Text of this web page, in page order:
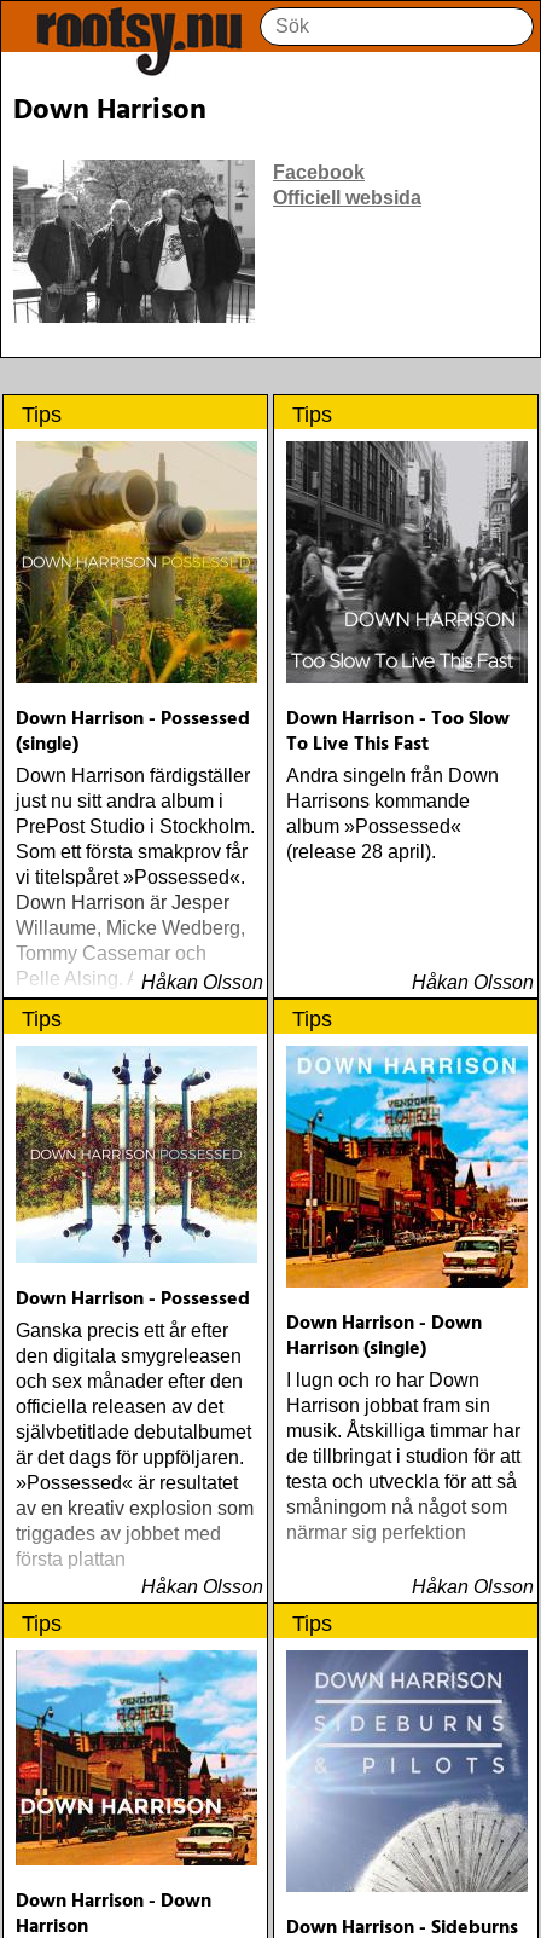
Down Harrison
Facebook
Officiell websida
Tips
Down Harrison - Possessed
(single)
Down Harrison färdigställer
just nu sitt andra album i
PrePost Studio i Stockholm.
Som ett första smakprov får
vi titelspåret »Possessed«.
Down Harrison är Jesper
Willaume, Micke Wedberg,
Tommy Cassemar och
Pelle Alsing. Albumet
»Possessed« släpps 28
april.
Håkan Olsson
Tips
Down Harrison - Too Slow
To Live This Fast
Andra singeln från Down
Harrisons kommande
album »Possessed«
(release 28 april).
Håkan Olsson
Tips
Down Harrison - Possessed
Ganska precis ett år efter
den digitala smygreleasen
och sex månader efter den
officiella releasen av det
självbetitlade debutalbumet
är det dags för uppföljaren.
»Possessed« är resultatet
av en kreativ explosion som
triggades av jobbet med
första plattan
Håkan Olsson
Tips
Down Harrison - Down
Harrison (single)
I lugn och ro har Down
Harrison jobbat fram sin
musik. Åtskilliga timmar har
de tillbringat i studion för att
testa och utveckla för att så
småningom nå något som
närmar sig perfektion
Håkan Olsson
Tips
Down Harrison - Down
Harrison
Tips
Down Harrison - Sideburns